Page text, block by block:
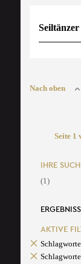
Nach oben
Seite 1
IHRE
(1)
AKTIVE